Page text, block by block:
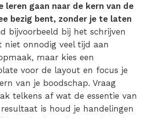
gaan naar de kern van de
bezig bent, zonder je te laten
bijvoorbeeld bij het schrijven
niet onnodig veel tijd aan
maar kies een
voor de layout en focus je
van je boodschap. Vraag
telkens af wat de essentie van
is houd je handelingen